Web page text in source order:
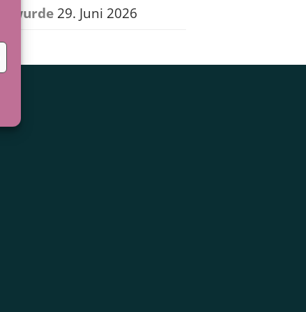
wurde 29. Juni 2026